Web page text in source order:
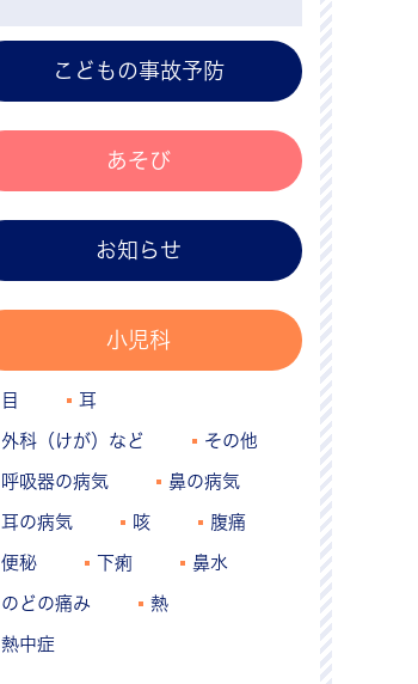
こどもの事故予防
あそび
お知らせ
小児科
目 耳
外科（けが）など その他
呼吸器の病気 鼻の病気
耳の病気 咳 腹痛
便秘 下痢 鼻水
のどの痛み 熱
熱中症